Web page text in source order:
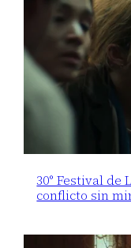
30° Festival de
conflicto sin